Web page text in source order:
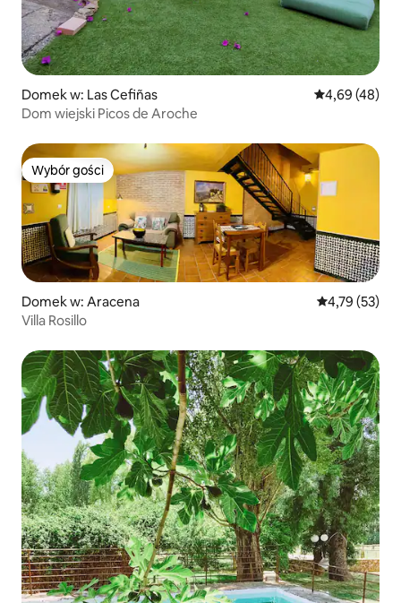
Domek w: Las Cefiñas Średnia
4,69 (48)
Dom wiejski Picos de Aroche
Wybór gości
Wybór gości
Domek w: Aracena Średnia
4,79 (53)
Villa Rosillo